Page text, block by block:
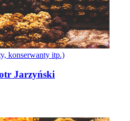
konserwanty itp.)
Jarzyński